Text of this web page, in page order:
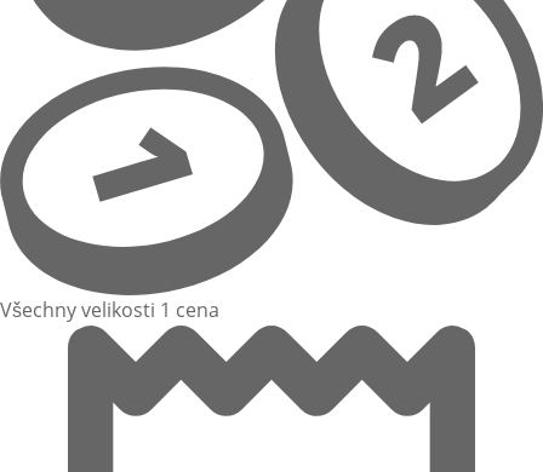
Všechny velikosti 1 cena